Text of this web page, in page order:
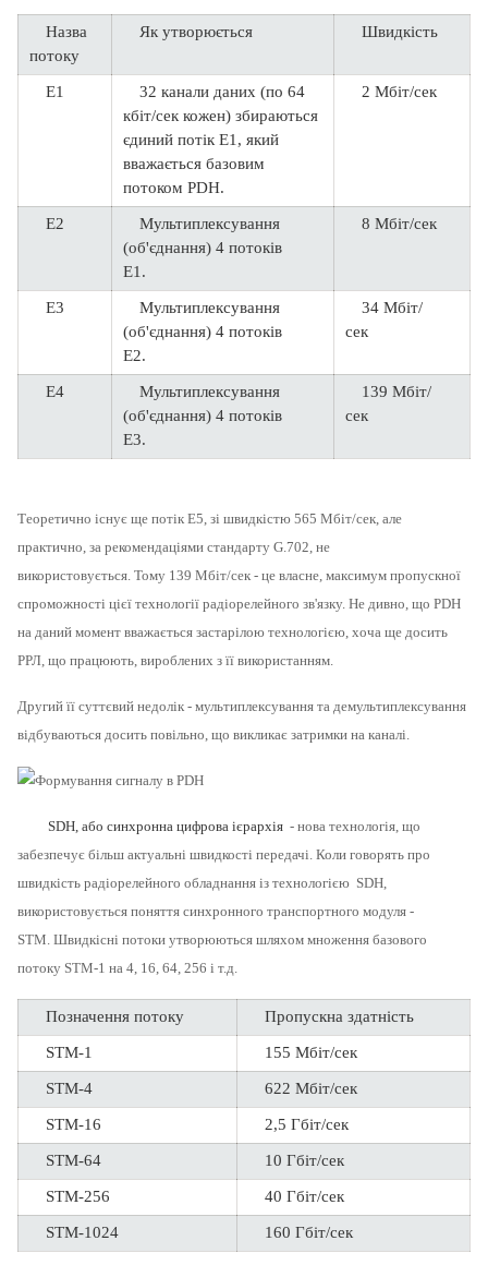
Назва
потоку
Як утворюється Швидкість
E1
32 канали даних (по 64
кбіт/сек кожен) збираються
єдиний потік E1, який
вважається базовим
потоком PDH.
2 Мбіт/сек
E2
Мультиплексування
(об'єднання) 4 потоків
E1.
8 Мбіт/сек
E3
Мультиплексування
(об'єднання) 4 потоків
E2.
34 Мбіт/
сек
E4
Мультиплексування
(об'єднання) 4 потоків
E3.
139 Мбіт/
сек
Теоретично існує ще потік E5, зі швидкістю 565 Мбіт/сек, але
практично, за рекомендаціями стандарту G.702, не
використовується. Тому 139 Мбіт/сек - це власне, максимум пропускної
спроможності цієї технології радіорелейного зв'язку. Не дивно, що PDH
на даний момент вважається застарілою технологією, хоча ще досить
РРЛ, що працюють, вироблених з її використанням.
Другий її суттєвий недолік - мультиплексування та демультиплексування
відбуваються досить повільно, що викликає затримки на каналі.
SDH, або синхронна цифрова ієрархія - нова технологія, що
забезпечує більш актуальні швидкості передачі. Коли говорять про
швидкість радіорелейного обладнання із технологією SDH,
використовується поняття синхронного транспортного модуля -
STM. Швидкісні потоки утворюються шляхом множення базового
потоку STM-1 на 4, 16, 64, 256 і т.д.
Позначення потоку Пропускна здатність
STM-1 155 Мбіт/сек
STM-4 622 Мбіт/сек
STM-16 2,5 Гбіт/сек
STM-64 10 Гбіт/сек
STM-256 40 Гбіт/сек
STM-1024 160 Гбіт/сек